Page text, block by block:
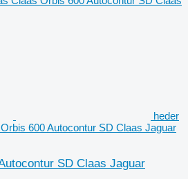
heder
600 Autocontur SD Claas Jaguar
SD Claas Jaguar